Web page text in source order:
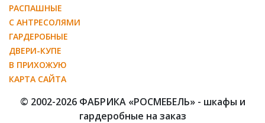
РАСПАШНЫЕ
С АНТРЕСОЛЯМИ
ГАРДЕРОБНЫЕ
ДВЕРИ-КУПЕ
В ПРИХОЖУЮ
КАРТА САЙТА
© 2002-2026 ФАБРИКА «РОСМЕБЕЛЬ» - шкафы и
гардеробные на заказ